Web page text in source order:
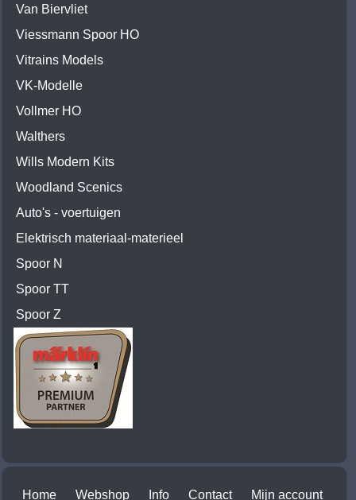
Van Biervliet
Viessmann Spoor HO
Vitrains Models
VK-Modelle
Vollmer HO
Walthers
Wills Modern Kits
Woodland Scenics
Auto's - voertuigen
Elektrisch materiaal-materieel
Spoor N
Spoor TT
Spoor Z
Home Webshop Info Contact Mijn account